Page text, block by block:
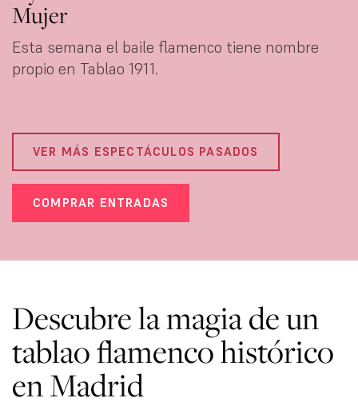
Mujer
Esta semana el baile flamenco tiene nombre
propio en Tablao 1911.
VER MÁS ESPECTÁCULOS PASADOS
COMPRAR ENTRADAS
Descubre la magia de un
tablao flamenco histórico
en Madrid